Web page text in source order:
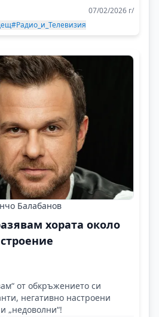
07/02/2026 г/
#Радио_и_Телевизия
Балабанов
хората около
от обкръжението си
негативно настроени
„недоволни“!